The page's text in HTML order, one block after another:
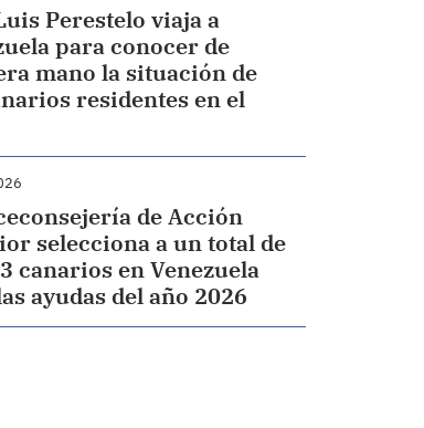
Perestelo viaja a
para conocer de
mano la situación de
residentes en el
de Acción
selecciona a un total de
canarios en Venezuela
ayudas del año 2026